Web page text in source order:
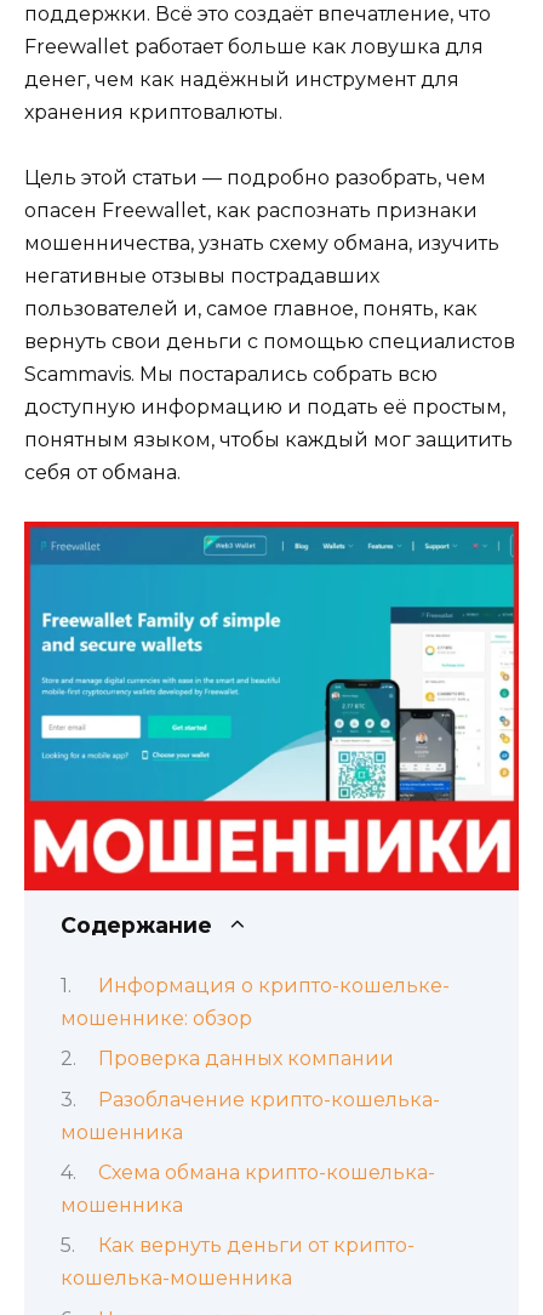
поддержки. Всё это создаёт впечатление, что
Freewallet работает больше как ловушка для
денег, чем как надёжный инструмент для
хранения криптовалюты.
Цель этой статьи — подробно разобрать, чем
опасен Freewallet, как распознать признаки
мошенничества, узнать схему обмана, изучить
негативные отзывы пострадавших
пользователей и, самое главное, понять, как
вернуть свои деньги с помощью специалистов
Scammavis. Мы постарались собрать всю
доступную информацию и подать её простым,
понятным языком, чтобы каждый мог защитить
себя от обмана.
Содержание
Информация о крипто-кошельке-
мошеннике: обзор
Проверка данных компании
Разоблачение крипто-кошелька-
мошенника
Схема обмана крипто-кошелька-
мошенника
Как вернуть деньги от крипто-
кошелька-мошенника